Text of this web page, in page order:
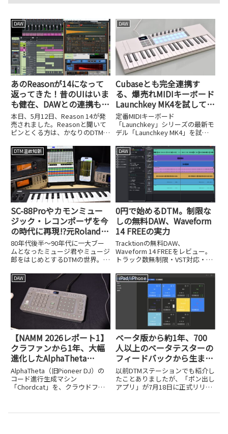
DAW
あのReasonが14になって
返ってきた！昔のUIはいま
も健在、DAWとの連携も強
化され、LANDRから発売に
本日、5月12日、Reason 14が発
売されました。Reasonと聞いて
ピンとくる方は、かなりのDTM歴
「Reasonってまだあったの
か！」という方も少なくないと思
います。Reasonはもともとスウ
ェーデンのProp...
DAW
Cubaseとも完全連携す
る、爆売れMIDIキーボード
Launchkey MK4を試してみ
た
定番MIDIキーボード
「Launchkey」シリーズの最新モ
デル「Launchkey MK4」を試し
ど進化ポイントを解説します。
DTM温故知新
SC-88Proやカモンミュー
ジック・レコンポーザを今
の時代に再現!?元Roland技
術者が個人でリリースした
iOSアプリ、UK-868がスゴ
イ!
80年代後半～90年代に一大ブー
ムとなったミュージ君やミュージ
郎をはじめとするDTMの世界。
MU100などの外部MIDI音源を、カ
モンミュージックのレコンポーザ
のような数値入力のシーケンスソ
フト...
DAW
0円で始めるDTM。制限な
しの無料DAW、Waveform
14 FREEの実力
Tracktionの無料DAW、
Waveform 14 FREEをレビュー。
トラック数無制限・VST対応・書
トールから打ち込み、ボーカル録
音、AI機能Assistant、有償版Pro
との違いまで詳しく解説します。
DAW
【NAMM 2026レポート1】
クラファンから1年、大幅
進化したAlphaTheta
TORAIZのコード進行生成
マシン、Chordcatの実力
AlphaTheta（旧Pioneer DJ）の
コード進行生成マシン
「Chordcat」を、クラウドファ
iPad/iPhone
ベータ版から約1年、700
人以上のベータテスターの
フィードバックから生まれ
た日本製「ポン出しアプ
リ」を試してみた
以前DTMステーションでも紹介し
たことありましたが、「ポン出し
アプリ」が7月18日に正式リリー
効果音の「ポン出し」ができるア